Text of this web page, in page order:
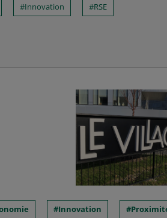
Innovation RSE
Innovation